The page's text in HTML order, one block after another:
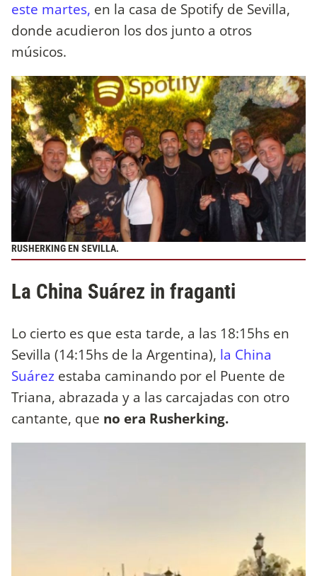
este martes, en la casa de Spotify de Sevilla,
donde acudieron los dos junto a otros
músicos.
RUSHERKING EN SEVILLA.
La China Suárez in fraganti
Lo cierto es que esta tarde, a las 18:15hs en
Sevilla (14:15hs de la Argentina), la China
Suárez estaba caminando por el Puente de
Triana, abrazada y a las carcajadas con otro
cantante, que no era Rusherking.